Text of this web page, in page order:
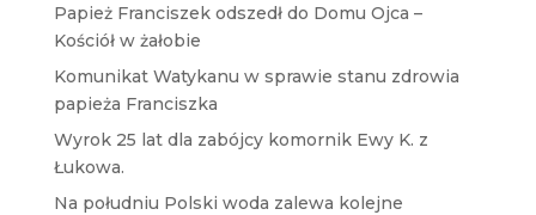
Papież Franciszek odszedł do Domu Ojca –
Kościół w żałobie
Komunikat Watykanu w sprawie stanu zdrowia
papieża Franciszka
Wyrok 25 lat dla zabójcy komornik Ewy K. z
Łukowa.
Na południu Polski woda zalewa kolejne